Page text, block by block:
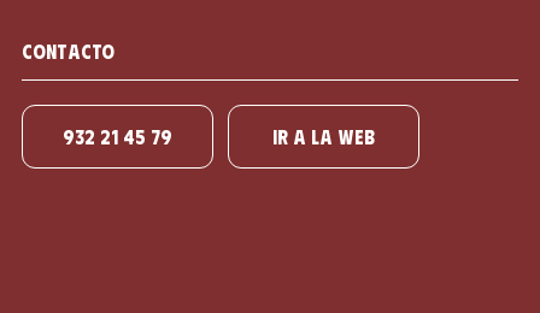
Contacto
932 21 45 79 IR A LA WEB